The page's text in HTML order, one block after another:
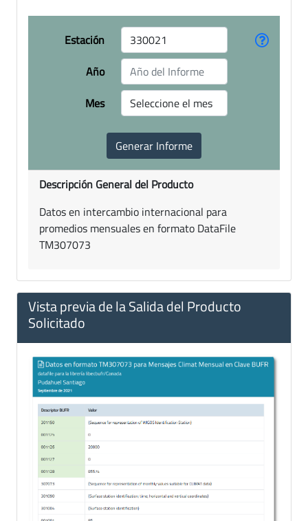
Estación
Año
Mes
Descripción General del Producto
Datos en intercambio internacional para
promedios mensuales en formato DataFile
TM307073
Vista previa de la Salida del Producto
Solicitado